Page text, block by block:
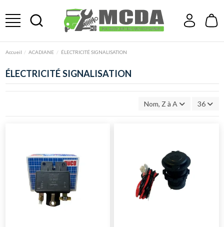
Accueil ACADIANE ÉLECTRICITÉ SIGNALISATION
ÉLECTRICITÉ SIGNALISATION
Nom, Z à A 36